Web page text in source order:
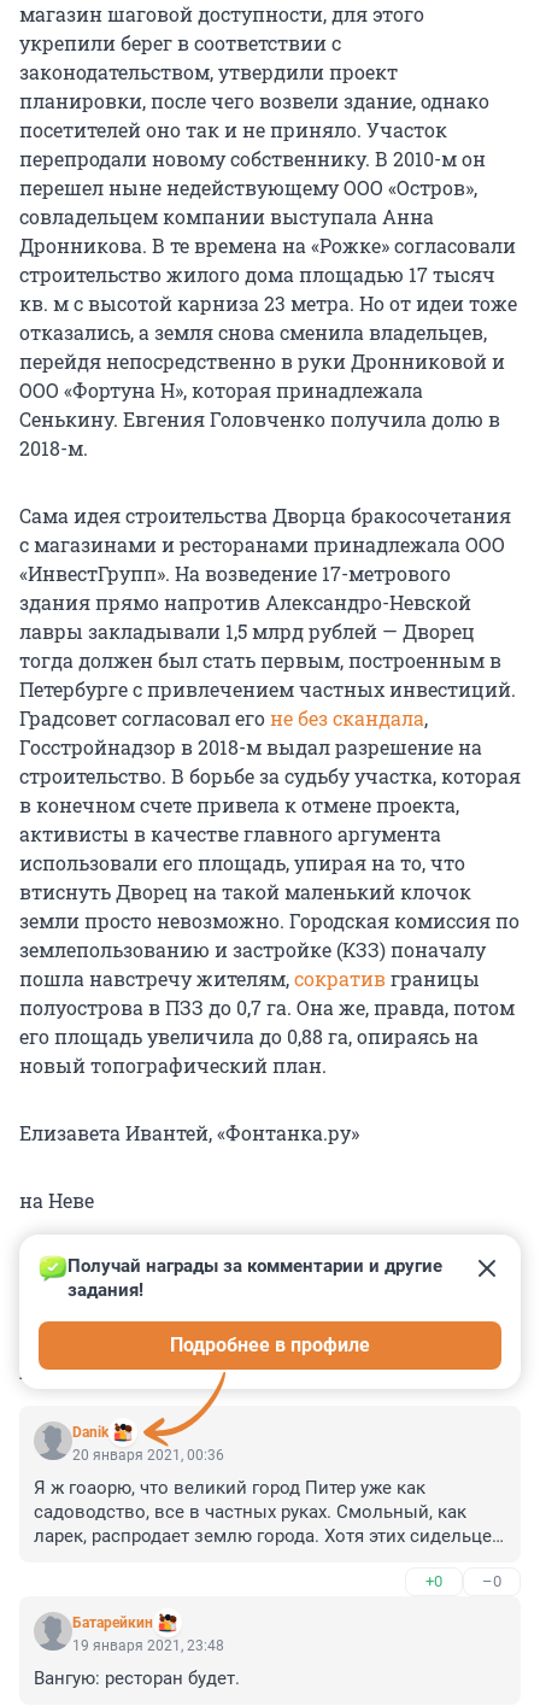
магазин шаговой доступности, для этого
укрепили берег в соответствии с
законодательством, утвердили проект
планировки, после чего возвели здание, однако
посетителей оно так и не приняло. Участок
перепродали новому собственнику. В 2010-м он
перешел ныне недействующему ООО «Остров»,
совладельцем компании выступала Анна
Дронникова. В те времена на «Рожке» согласовали
строительство жилого дома площадью 17 тысяч
кв. м с высотой карниза 23 метра. Но от идеи тоже
отказались, а земля снова сменила владельцев,
перейдя непосредственно в руки Дронниковой и
ООО «Фортуна Н», которая принадлежала
Сенькину. Евгения Головченко получила долю в
2018-м.
Сама идея строительства Дворца бракосочетания
с магазинами и ресторанами принадлежала ООО
«ИнвестГрупп». На возведение 17-метрового
здания прямо напротив Александро-Невской
лавры закладывали 1,5 млрд рублей — Дворец
тогда должен был стать первым, построенным в
Петербурге с привлечением частных инвестиций.
Градсовет согласовал егоне без скандала,
Госстройнадзор в 2018-м выдал разрешение на
строительство. В борьбе за судьбу участка, которая
в конечном счете привела к отмене проекта,
активисты в качестве главного аргумента
использовали его площадь, упирая на то, что
втиснуть Дворец на такой маленький клочок
земли просто невозможно. Городская комиссия по
землепользованию и застройке (КЗЗ) поначалу
пошла навстречу жителям,сокративграницы
полуострова в ПЗЗ до 0,7 га. Она же, правда, потом
его площадь увеличила до 0,88 га, опираясь на
новый топографический план.
Елизавета Ивантей, «Фонтанка.ру»
на Неве
КОММЕНТАРИИ 11
Danik
Получай награды за комментарии и другие
задания!
Подробнее в профиле
20 января 2021, 00:36
Я ж гоаорю, что великий город Питер уже как
садоводство, все в частных руках. Смольный, как
ларек, распродает землю города. Хотя этих сидельцев
+0 –0
Батарейкин
19 января 2021, 23:48
Вангую: ресторан будет.